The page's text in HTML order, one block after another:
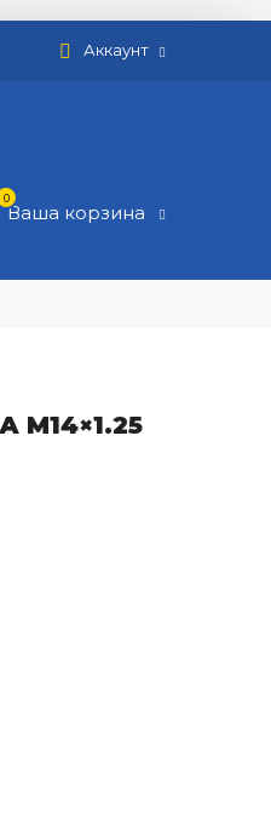
Аккаунт
0
Ваша корзина